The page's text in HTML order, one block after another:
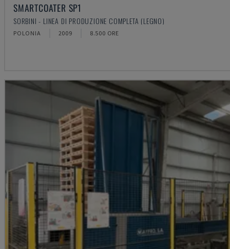
SMARTCOATER SP1
SORBINI - LINEA DI PRODUZIONE COMPLETA (LEGNO)
POLONIA 2009 8.500 ORE